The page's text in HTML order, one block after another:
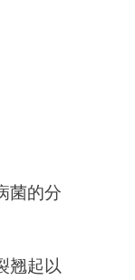
菌的分
翘起以